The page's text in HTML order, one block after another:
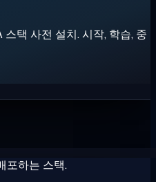
택 사전 설치. 시작, 학습, 중
포하는 스택.